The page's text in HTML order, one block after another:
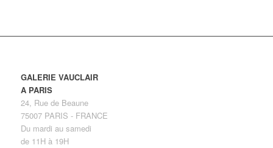
GALERIE VAUCLAIR
A PARIS
24, Rue de Beaune
75007 PARIS - FRANCE
Du mardi au samedi
de 11H à 19H